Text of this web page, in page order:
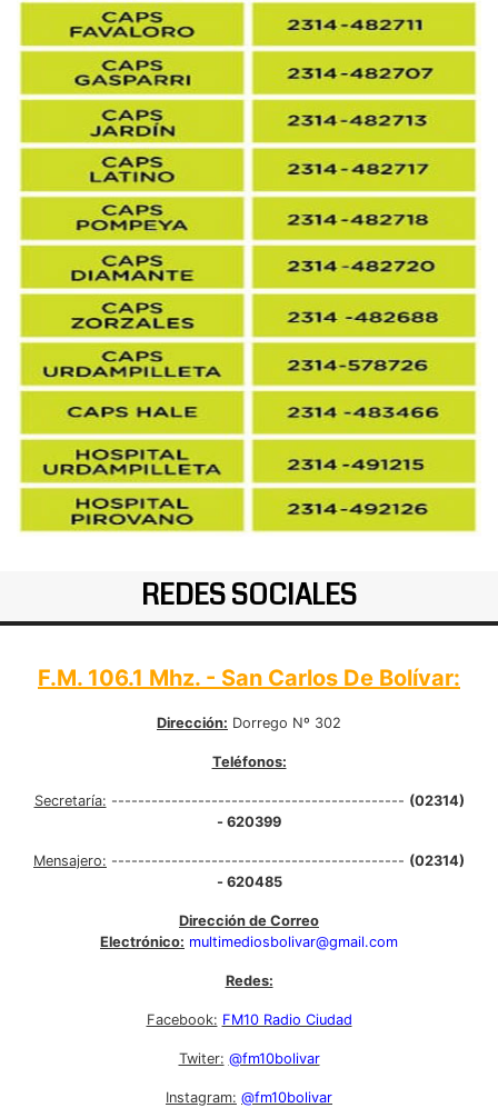
REDES SOCIALES
F.M. 106.1 Mhz. - San Carlos De Bolívar:
Dirección: Dorrego Nº 302
Teléfonos:
Secretaría: -------------------------------------------- (02314)
- 620399
Mensajero: -------------------------------------------- (02314)
- 620485
Dirección de Correo
Electrónico: multimediosbolivar@gmail.com
Redes:
Facebook: FM10 Radio Ciudad
Twiter: @fm10bolivar
Instagram: @fm10bolivar